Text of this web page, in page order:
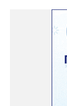
повышение
схем,
строительству
оценив размер
бесхозных
сферы
вопроса была
486 рублей, а в
системы ливнёвок.